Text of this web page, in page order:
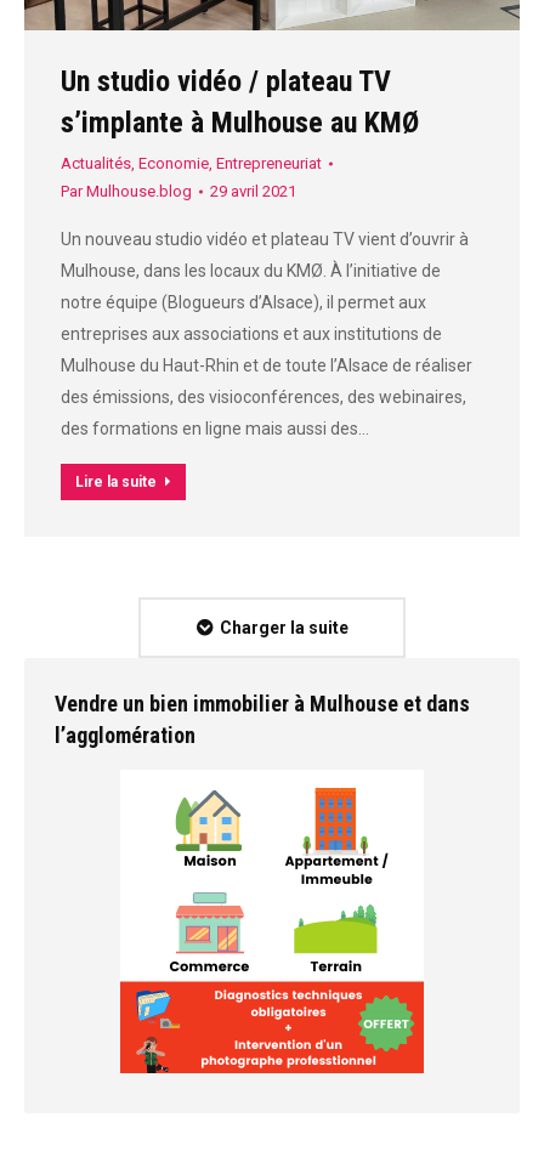
Un studio vidéo / plateau TV
s’implante à Mulhouse au KMØ
Actualités, Economie, Entrepreneuriat
ParMulhouse.blog 29 avril 2021
Un nouveau studio vidéo et plateau TV vient d’ouvrir à
Mulhouse, dans les locaux du KMØ. À l’initiative de
notre équipe (Blogueurs d’Alsace), il permet aux
entreprises aux associations et aux institutions de
Mulhouse du Haut-Rhin et de toute l’Alsace de réaliser
des émissions, des visioconférences, des webinaires,
des formations en ligne mais aussi des…
Lire la suite
Charger la suite
Vendre un bien immobilier à Mulhouse et dans
l’agglomération